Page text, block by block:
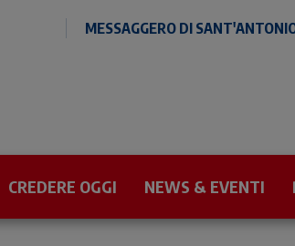
MESSAGGERO DI
CREDERE OGGI NEWS & EVENTI